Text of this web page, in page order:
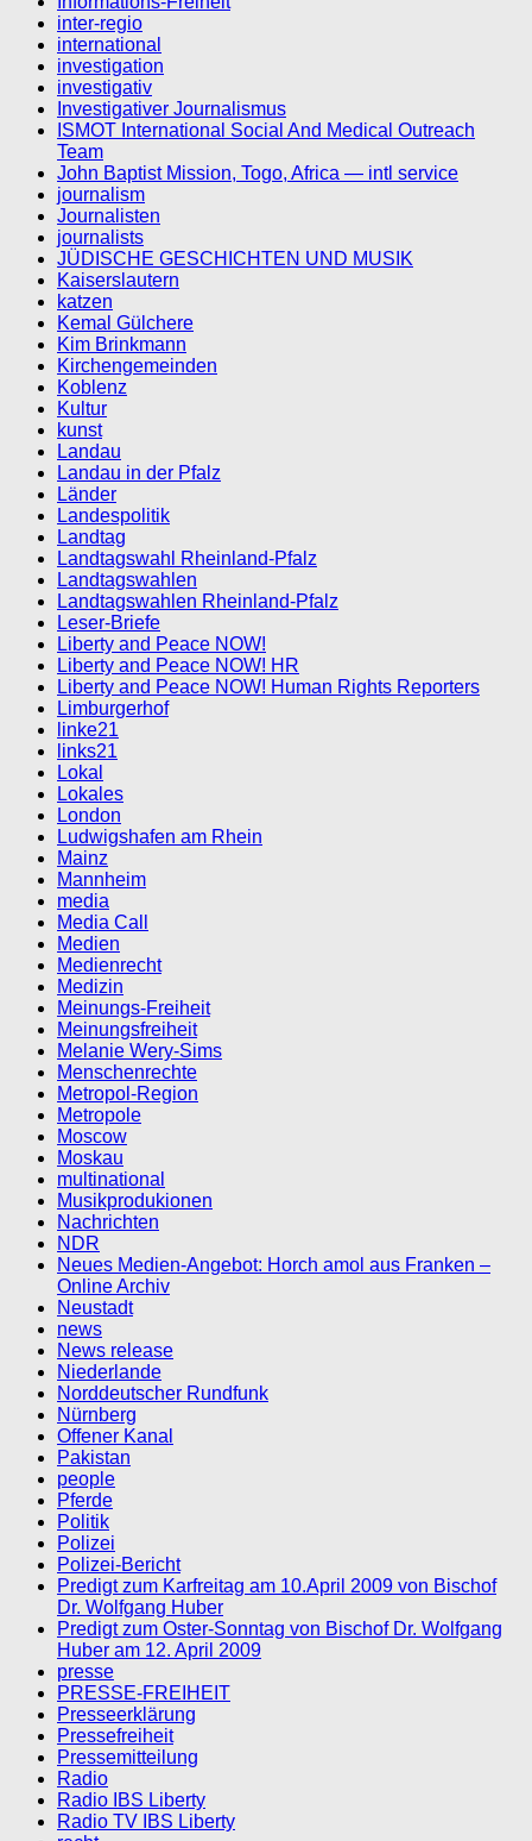
inter-regio
international
investigation
investigativ
Investigativer Journalismus
ISMOT International Social And Medical Outreach
Team
John Baptist Mission, Togo, Africa — intl service
journalism
Journalisten
journalists
JÜDISCHE GESCHICHTEN UND MUSIK
Kaiserslautern
katzen
Kemal Gülchere
Kim Brinkmann
Kirchengemeinden
Koblenz
Kultur
kunst
Landau
Landau in der Pfalz
Länder
Landespolitik
Landtag
Landtagswahl Rheinland-Pfalz
Landtagswahlen
Landtagswahlen Rheinland-Pfalz
Leser-Briefe
Liberty and Peace NOW!
Liberty and Peace NOW! HR
Liberty and Peace NOW! Human Rights Reporters
Limburgerhof
linke21
links21
Lokal
Lokales
London
Ludwigshafen am Rhein
Mainz
Mannheim
media
Media Call
Medien
Medienrecht
Medizin
Meinungs-Freiheit
Meinungsfreiheit
Melanie Wery-Sims
Menschenrechte
Metropol-Region
Metropole
Moscow
Moskau
multinational
Musikprodukionen
Nachrichten
NDR
Neues Medien-Angebot: Horch amol aus Franken –
Online Archiv
Neustadt
news
News release
Niederlande
Norddeutscher Rundfunk
Nürnberg
Offener Kanal
Pakistan
people
Pferde
Politik
Polizei
Polizei-Bericht
Predigt zum Karfreitag am 10.April 2009 von Bischof
Dr. Wolfgang Huber
Predigt zum Oster-Sonntag von Bischof Dr. Wolfgang
Huber am 12. April 2009
presse
PRESSE-FREIHEIT
Presseerklärung
Pressefreiheit
Pressemitteilung
Radio
Radio IBS Liberty
Radio TV IBS Liberty